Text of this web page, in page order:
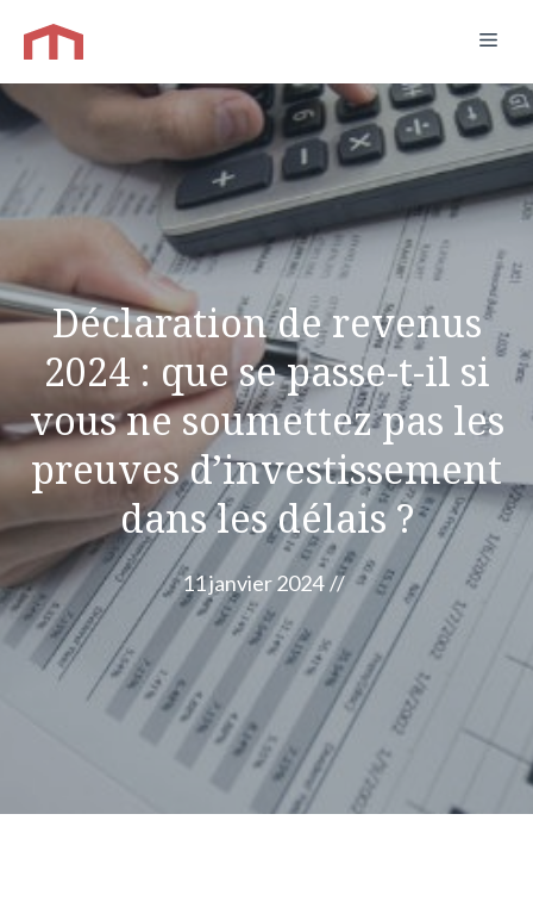
contenu
Déclaration de revenus
2024 : que se passe-t-il si
vous ne soumettez pas les
preuves d’investissement
dans les délais ?
11 janvier 2024 //